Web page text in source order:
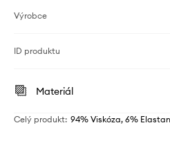
Výrobce
ID produktu
Materiál
Celý produkt: 94% Viskóza, 6% Elastan